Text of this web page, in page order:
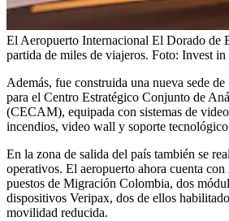
El Aeropuerto Internacional El Dorado de
partida de miles de viajeros. Foto: Invest in
Además, fue construida una nueva sede
para el Centro Estratégico Conjunto de
(CECAM), equipada con sistemas de
incendios, video wall y soporte
En la zona de salida del país también se
operativos. El aeropuerto ahora cuenta
puestos de Migración Colombia, dos
dispositivos Veripax, dos de ellos
movilidad reducida.